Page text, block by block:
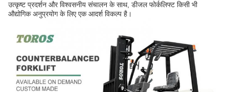
उत्कृष्ट प्रदर्शन और विश्वसनीय संचालन के साथ, डीजल फोर्कलिफ्ट किसी भी
औद्योगिक अनुप्रयोग के लिए एक आदर्श विकल्प है।